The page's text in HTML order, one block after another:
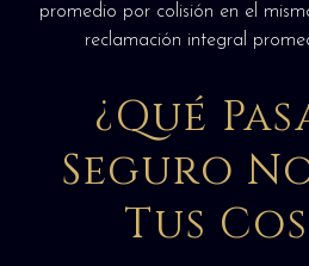
promedio por colisión en el
reclamación integral
¿Qué
Seguro
Tus